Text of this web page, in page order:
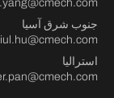
جنوب شرق آسيا
استراليا